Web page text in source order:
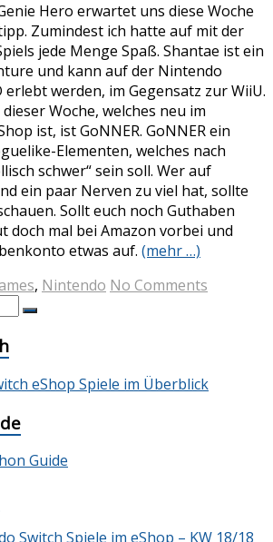
Hero erwartet uns diese Woche
Zumindest ich hatte auf mit der
jede Menge Spaß. Shantae ist ein
und kann auf der Nintendo
erlebt werden, im Gegensatz zur WiiU.
Woche, welches neu im
ist, ist GoNNER. GoNNER ein
Elementen, welches nach
schwer“ sein soll. Wer auf
ein paar Nerven zu viel hat, sollte
Sollt euch noch Guthaben
doch mal bei Amazon vorbei und
etwas auf. (mehr …)
, Nintendo No Comments
Switch Spiele im eShop – KW 18/18